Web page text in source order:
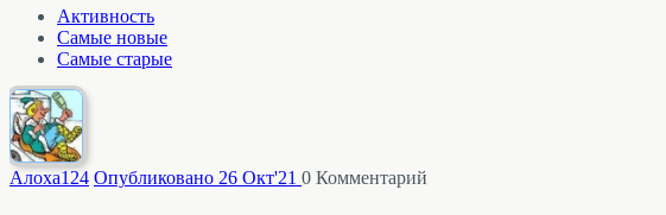
Активность
Самые новые
Самые старые
Алоха124 Опубликовано 26 Окт'21 0 Комментарий